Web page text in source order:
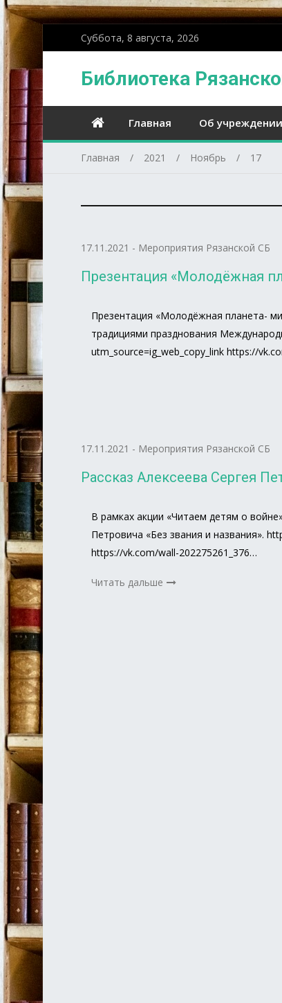
Суббота, 8 августа, 2026
Библиотека
Главная Об учреждении
Главная 2021 Ноябрь 17
17.11.2021 - Мероприятия Рязанской СБ
Презентация «Молодёжная
Презентация «Молодёжная планета-
традициями празднования
utm_source=ig_web_copy_link https://
17.11.2021 - Мероприятия Рязанской СБ
Рассказ Алексеева Сергея
В рамках акции «Читаем детям о
Петровича «Без звания и названия».
https://vk.com/wall-202275261_376…
Читать дальше